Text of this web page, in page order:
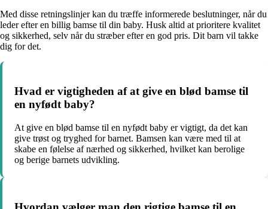
Med disse retningslinjer kan du træffe informerede beslutninger, når du
leder efter en billig bamse til din baby. Husk altid at prioritere kvalitet
og sikkerhed, selv når du stræber efter en god pris. Dit barn vil takke
dig for det.
Hvad er vigtigheden af at give en blød bamse til
en nyfødt baby?
At give en blød bamse til en nyfødt baby er vigtigt, da det kan
give trøst og tryghed for barnet. Bamsen kan være med til at
skabe en følelse af nærhed og sikkerhed, hvilket kan berolige
og berige barnets udvikling.